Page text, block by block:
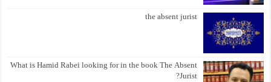
the absent jurist
What is Hamid Rabei looking for in the book The Absent
Jurist?